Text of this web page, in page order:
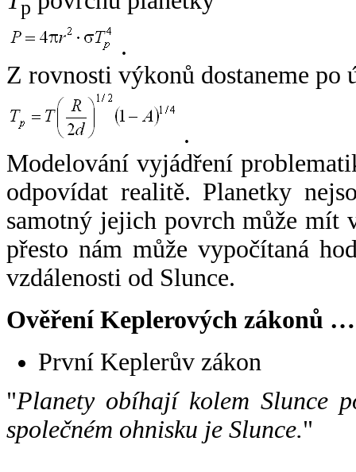
p
.
Z rovnosti výkonů dostaneme po
.
Modelování vyjádření
odpovídat realitě. Planetky
samotný jejich povrch může mít
přesto nám může vypočítaná
vzdálenosti od Slunce.
Ověření Keplerových zákonů …
První Keplerův zákon
"Planety obíhají kolem Slunce
společném ohnisku je Slunce."